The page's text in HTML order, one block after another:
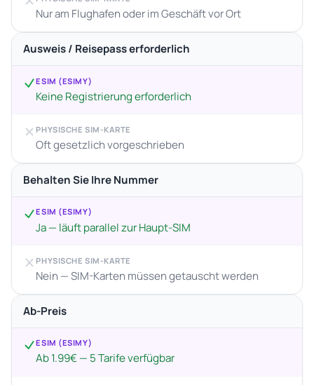
Nur am Flughafen oder im Geschäft vor Ort
Ausweis / Reisepass erforderlich
ESIM (ESIMY)
Keine Registrierung erforderlich
PHYSISCHE SIM-KARTE
Oft gesetzlich vorgeschrieben
Behalten Sie Ihre Nummer
ESIM (ESIMY)
Ja — läuft parallel zur Haupt-SIM
PHYSISCHE SIM-KARTE
Nein — SIM-Karten müssen getauscht werden
Ab-Preis
ESIM (ESIMY)
Ab 1.99€ — 5 Tarife verfügbar